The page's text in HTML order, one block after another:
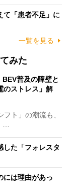
て「患者不足」に
一覧を見る
みた
BEV普及の障壁と
のストレス」解
ト」の潮流も、
…
した「フォレスタ
には理由があっ